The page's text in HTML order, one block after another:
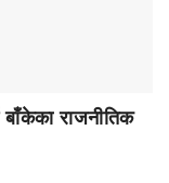
बाँकेका राजनीतिक